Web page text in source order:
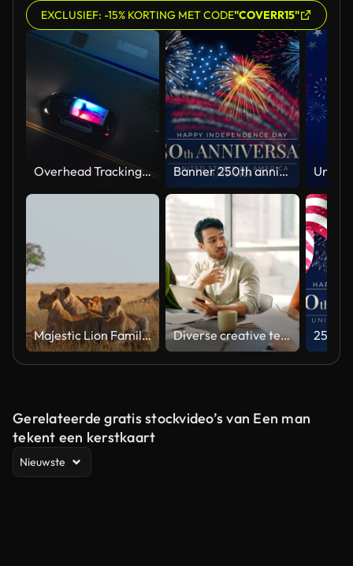
EXCLUSIEF: -15% KORTING MET CODE"COVERR15"
Overhead Tracking Drone Shot of a Police Car Driving on a City Street with Lights On at Night Banner 250th anniversary of the USA. 250 years of independence. 4th of july 2026 usa independence day, video greeting card. US flag fireworks on blue sky background. Fourth of july. 4k seamless loop
Majestic Lion Family Relaxing in Natural Habitat Under Soft Light Diverse creative team collaborating on a marketing strategy in an office meeting
Gerelateerde gratis stockvideo’s van Een man
tekent een kerstkaart
Nieuwste